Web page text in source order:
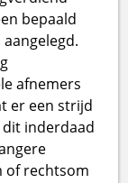
bepaald
afnemers
er een strijd
inderdaad
of rechtsom